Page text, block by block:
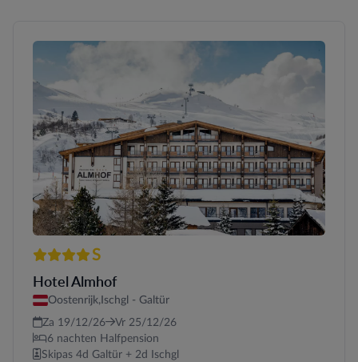
4 sterren Superior
S
Hotel Almhof
Oostenrijk,Ischgl - Galtür
Za 19/12/26
Vr 25/12/26
6 nachten Halfpension
Skipas 4d Galtür + 2d Ischgl